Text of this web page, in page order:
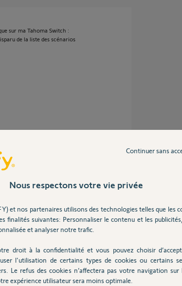
sur ma Tahoma Switch :
de la liste des scénarios
Confort Thermique.
mon scénario confort
Nous respectons votre vie privée
et nos partenaires utilisons des technologies telles que les
finalités suivantes: Personnaliser le contenu et les
et analyser notre trafic.
droit à la confidentialité et vous pouvez choisir
l'utilisation de certains types de cookies ou certains
Le refus des cookies n’affectera pas votre navigation sur
expérience utilisateur sera moins optimale.
Continuer sans